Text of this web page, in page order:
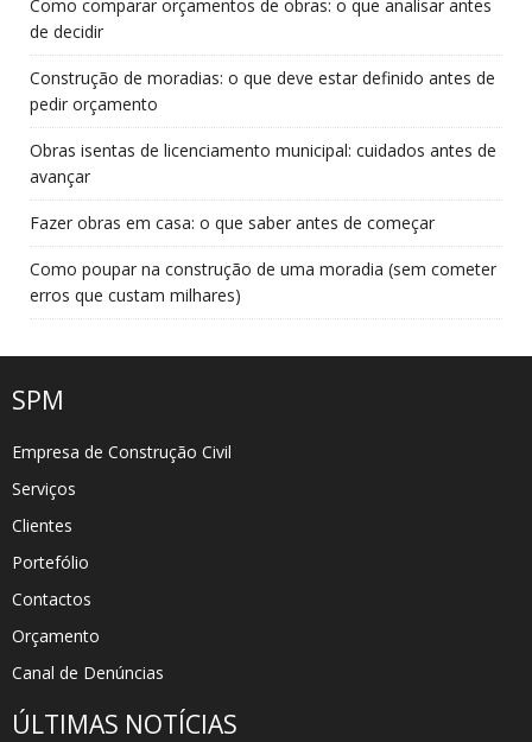
Como comparar orçamentos de obras: o que analisar antes
de decidir
Construção de moradias: o que deve estar definido antes de
pedir orçamento
Obras isentas de licenciamento municipal: cuidados antes de
avançar
Fazer obras em casa: o que saber antes de começar
Como poupar na construção de uma moradia (sem cometer
erros que custam milhares)
SPM
Empresa de Construção Civil
Serviços
Clientes
Portefólio
Contactos
Orçamento
Canal de Denúncias
ÚLTIMAS NOTÍCIAS